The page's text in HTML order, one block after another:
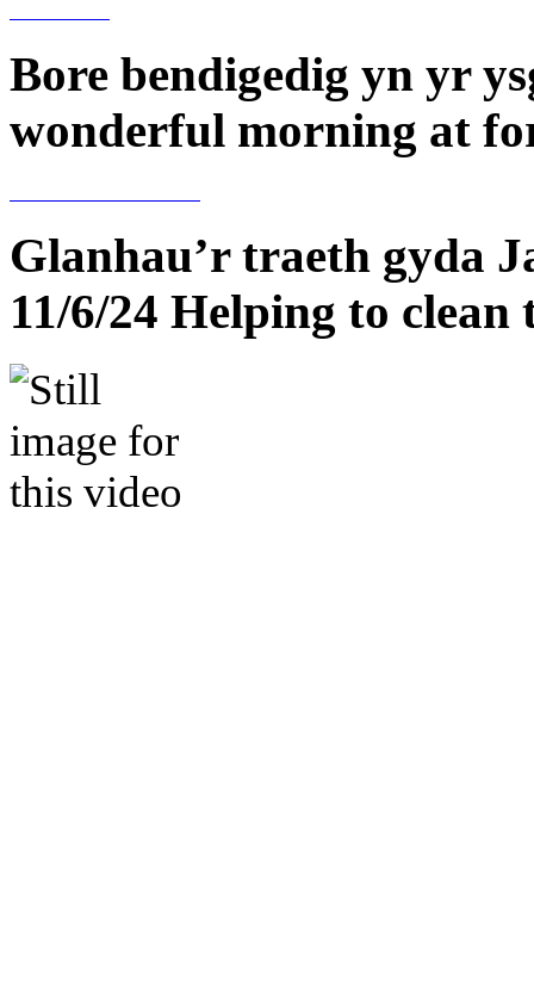
Bore bendigedig yn yr
wonderful morning at
Glanhau’r traeth gyda
11/6/24 Helping to